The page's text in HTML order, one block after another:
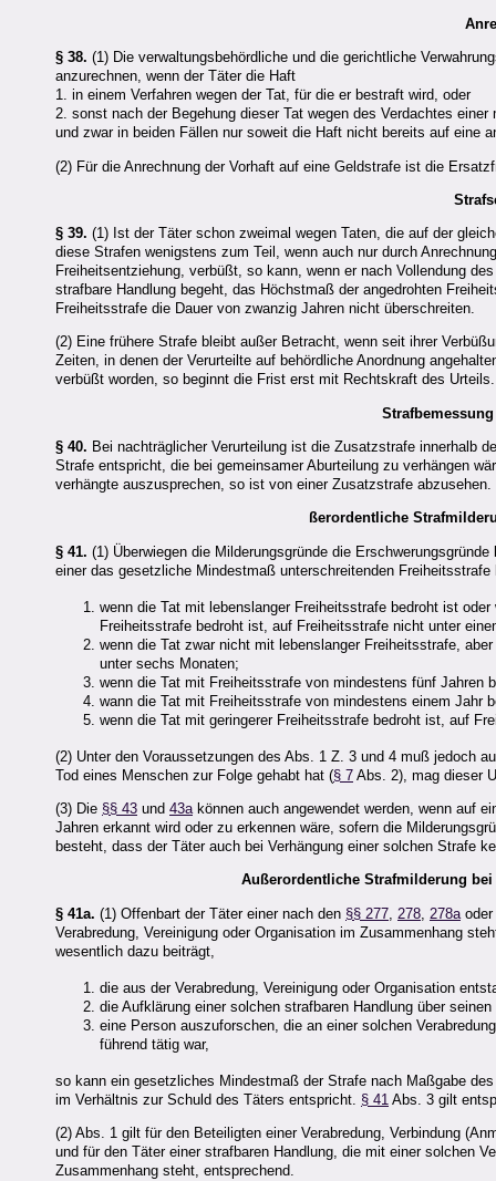
§ 38. (1) Die verwaltungsbehördliche und die gerichtliche
anzurechnen, wenn der Täter die Haft
1. in einem Verfahren wegen der Tat, für die er bestraft wird, oder
2. sonst nach der Begehung dieser Tat wegen des Verdachtes
und zwar in beiden Fällen nur soweit die Haft nicht bereits auf eine
(2) Für die Anrechnung der Vorhaft auf eine Geldstrafe ist die
§ 39. (1) Ist der Täter schon zweimal wegen Taten, die auf der
diese Strafen wenigstens zum Teil, wenn auch nur durch
Freiheitsentziehung, verbüßt, so kann, wenn er nach Vollendung
strafbare Handlung begeht, das Höchstmaß der angedrohten
Freiheitsstrafe die Dauer von zwanzig Jahren nicht überschreiten.
(2) Eine frühere Strafe bleibt außer Betracht, wenn seit ihrer
Zeiten, in denen der Verurteilte auf behördliche Anordnung
verbüßt worden, so beginnt die Frist erst mit Rechtskraft des
§ 40. Bei nachträglicher Verurteilung ist die Zusatzstrafe innerhalb
Strafe entspricht, die bei gemeinsamer Aburteilung zu verhängen
verhängte auszusprechen, so ist von einer Zusatzstrafe abzusehen.
ßerordentliche
§ 41. (1) Überwiegen die Milderungsgründe die
einer das gesetzliche Mindestmaß unterschreitenden
wenn die Tat mit lebenslanger Freiheitsstrafe bedroht ist
Freiheitsstrafe bedroht ist, auf Freiheitsstrafe nicht unter
wenn die Tat zwar nicht mit lebenslanger Freiheitsstrafe,
unter sechs Monaten;
wenn die Tat mit Freiheitsstrafe von mindestens fünf
wann die Tat mit Freiheitsstrafe von mindestens einem
wenn die Tat mit geringerer Freiheitsstrafe bedroht ist, auf
(2) Unter den Voraussetzungen des Abs. 1 Z. 3 und 4 muß jedoch
Tod eines Menschen zur Folge gehabt hat (§ 7 Abs. 2), mag dieser
(3) Die §§ 43 und 43akönnen auch angewendet werden, wenn auf
Jahren erkannt wird oder zu erkennen wäre, sofern die
besteht, dass der Täter auch bei Verhängung einer solchen Strafe
Außerordentliche Strafmilderung
§ 41a. (1) Offenbart der Täter einer nach den §§ 277 278 278a oder
Verabredung, Vereinigung oder Organisation im Zusammenhang
wesentlich dazu beiträgt,
die aus der Verabredung, Vereinigung oder Organisation
die Aufklärung einer solchen strafbaren Handlung über
eine Person auszuforschen, die an einer solchen
führend tätig war,
so kann ein gesetzliches Mindestmaß der Strafe nach Maßgabe
im Verhältnis zur Schuld des Täters entspricht. § 41 Abs. 3 gilt
(2) Abs. 1 gilt für den Beteiligten einer Verabredung, Verbindung
und für den Täter einer strafbaren Handlung, die mit einer solchen
Zusammenhang steht, entsprechend.